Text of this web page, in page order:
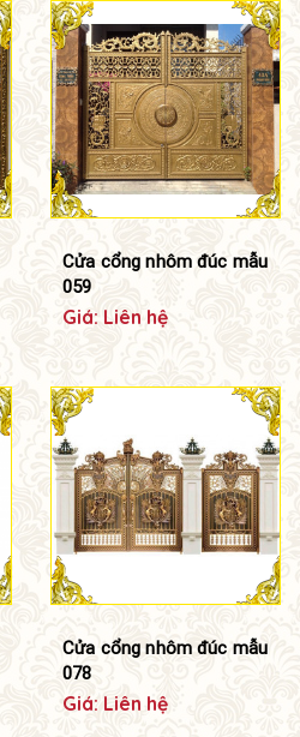
Cửa cổng nhôm đúc mẫu
059
Giá: Liên hệ
Cửa cổng nhôm đúc mẫu
078
Giá: Liên hệ